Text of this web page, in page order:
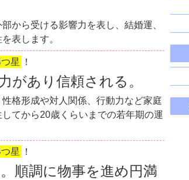
から受ける影響力を表し、結婚運、
表します。
星 ！
があり信頼される。
格形成や対人関係、行動力など家庭
てから20歳くらいまでの若年期の運
星 ！
順調に物事を進め円満